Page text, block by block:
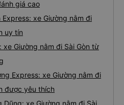
giá cao
Express: xe Giường nằm đi
uy tín
xe Giường nằm đi Sài Gòn từ
Express: xe Giường nằm đi
được yêu thích
Dũng: xe Giường nằm đi Sài